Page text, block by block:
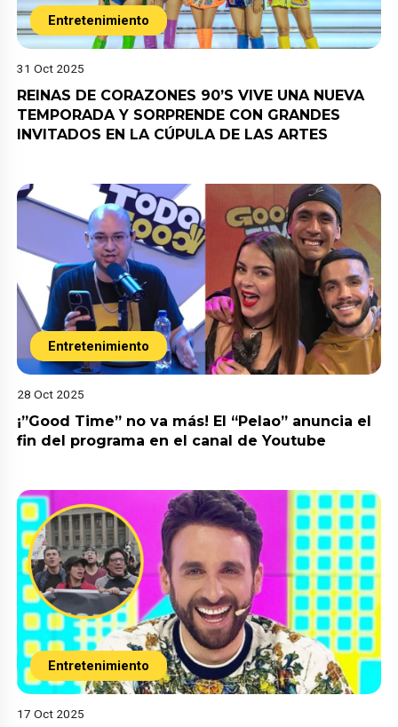
Entretenimiento
31 Oct 2025
REINAS DE CORAZONES 90’S VIVE UNA NUEVA
TEMPORADA Y SORPRENDE CON GRANDES
INVITADOS EN LA CÚPULA DE LAS ARTES
Entretenimiento
28 Oct 2025
¡”Good Time” no va más! El “Pelao” anuncia el
fin del programa en el canal de Youtube
Entretenimiento
17 Oct 2025